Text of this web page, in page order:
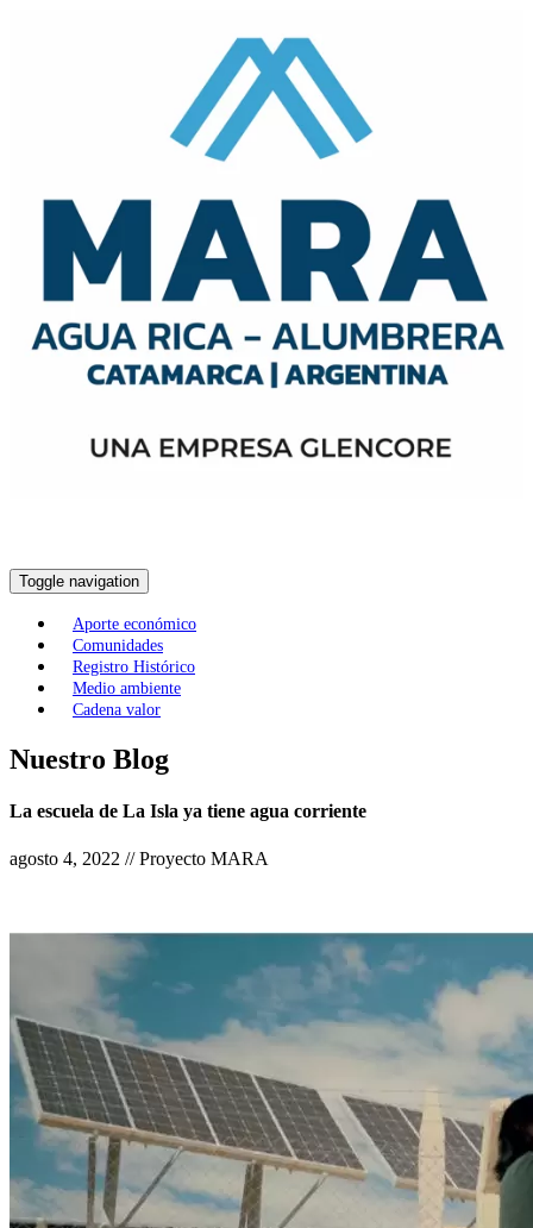
Toggle navigation
Aporte económico
Comunidades
Registro Histórico
Medio ambiente
Cadena valor
Nuestro Blog
La escuela de La Isla ya tiene agua corriente
agosto 4, 2022 // Proyecto MARA